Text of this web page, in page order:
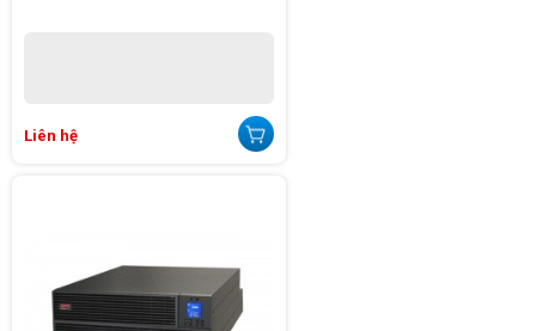
Liên hệ